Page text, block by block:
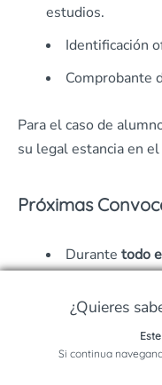
estudios.
Identificación
Comprobante
Para el caso de
su legal estancia en el
Próximas
Durante todo
ElInicio de
se realiza en los
Septiembre.
¿Quieres
Solicita
Si continua